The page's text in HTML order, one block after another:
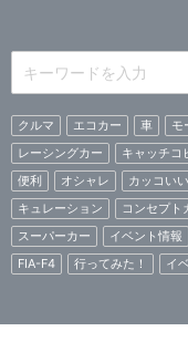
クルマ エコカー 車 モ
レーシングカー
キャッチコ
便利
オシャレ カッコいい
キュレーション
コンセプト
スーパーカー
イベント情報
FIA-F4
行ってみた！ イ